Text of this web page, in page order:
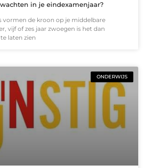
in je eindexamenjaar?
vormen de kroon op je middelbare
vijf of zes jaar zwoegen is het dan
laten zien
ONDERWIJS